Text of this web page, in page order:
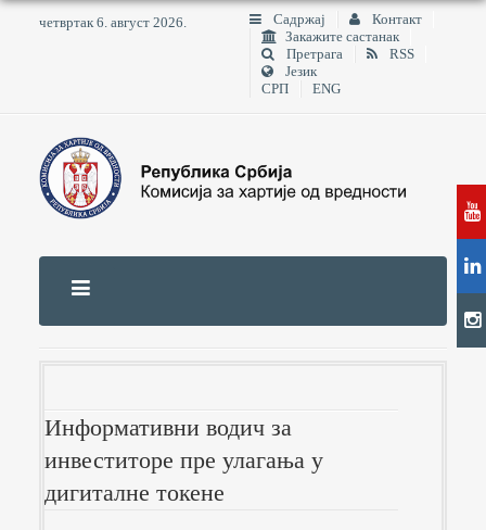
четвртак 6. август 2026. Садржај
Контакт
Закажите састанак
Претрага
RSS
Језик
СРП
ENG
Информативни водич за
инвеститоре пре улагања у
дигиталне токене